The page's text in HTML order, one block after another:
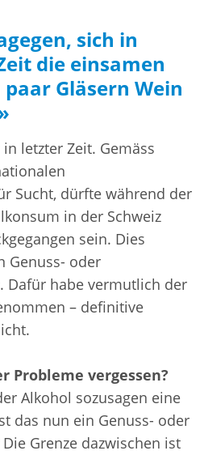
sich in
die einsamen
Gläsern Wein
letzter Zeit. Gemäss
Sucht, dürfte während der
in der Schweiz
sein. Dies
Genuss- oder
Dafür habe vermutlich der
– definitive
Probleme vergessen?
Alkohol sozusagen eine
das nun ein Genuss- oder
Grenze dazwischen ist